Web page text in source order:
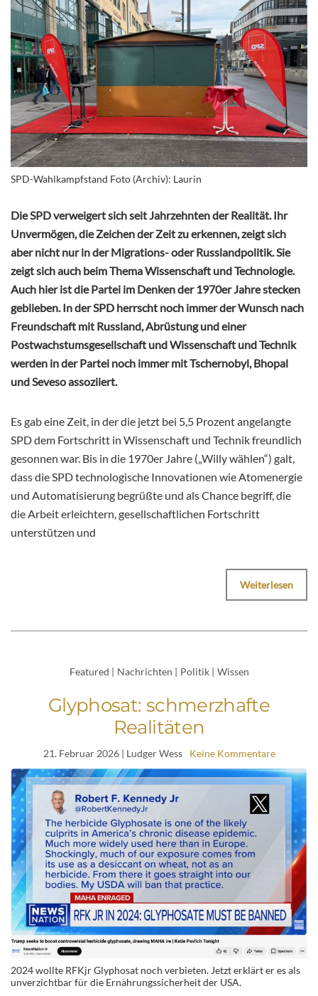
SPD-Wahlkampfstand Foto (Archiv): Laurin
Die SPD verweigert sich seit Jahrzehnten der Realität. Ihr
Unvermögen, die Zeichen der Zeit zu erkennen, zeigt sich
aber nicht nur in der Migrations- oder Russlandpolitik. Sie
zeigt sich auch beim Thema Wissenschaft und Technologie.
Auch hier ist die Partei im Denken der 1970er Jahre stecken
geblieben. In der SPD herrscht noch immer der Wunsch nach
Freundschaft mit Russland, Abrüstung und einer
Postwachstumsgesellschaft und Wissenschaft und Technik
werden in der Partei noch immer mit Tschernobyl, Bhopal
und Seveso assoziiert.
Es gab eine Zeit, in der die jetzt bei 5,5 Prozent angelangte
SPD dem Fortschritt in Wissenschaft und Technik freundlich
gesonnen war. Bis in die 1970er Jahre („Willy wählen“) galt,
dass die SPD technologische Innovationen wie Atomenergie
und Automatisierung begrüßte und als Chance begriff, die
die Arbeit erleichtern, gesellschaftlichen Fortschritt
unterstützen und
Weiterlesen
Featured | Nachrichten | Politik | Wissen
Glyphosat: schmerzhafte
Realitäten
21. Februar 2026| Ludger Wess Keine Kommentare
2024 wollte RFKjr Glyphosat noch verbieten. Jetzt erklärt er es als
unverzichtbar für die Ernährungssicherheit der USA.